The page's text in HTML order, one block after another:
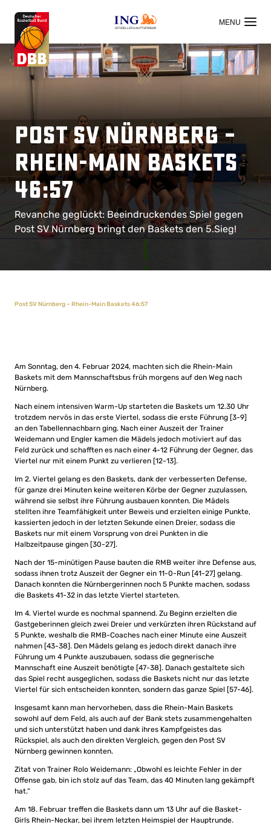
OFFIZIELLER HAUPTSPONSOR
Post SV Nürnberg –
Rhein-Main Baskets
46:57
Revanche geglückt: Beeindruckendes Spiel gegen
Post SV Nürnberg bringt den Baskets den 5.Sieg!
Post SV Nürnberg – Rhein-Main Baskets 46:57
Am Sonntag, den 4. Februar 2024, machten sich die Rhein-Main
Baskets mit dem Mannschaftsbus früh morgens auf den Weg nach
Nürnberg.
Nach einem intensiven Warm-Up starteten die Baskets um 12.30 Uhr
trotzdem nervös in das erste Viertel, sodass die erste Führung [3-9]
an den Tabellennachbarn ging. Nach einer Auszeit der Trainer
Weidemann und Engler kamen die Mädels jedoch motiviert auf das
Feld zurück und schafften es nach einer 4-12 Führung der Gegner, das
Viertel nur mit einem Punkt zu verlieren [12-13].
Im 2. Viertel gelang es den Baskets, dank der verbesserten Defense,
für ganze drei Minuten keine weiteren Körbe der Gegner zuzulassen,
während sie selbst ihre Führung ausbauen konnten. Die Mädels
stellten ihre Teamfähigkeit unter Beweis und erzielten einige Punkte,
kassierten jedoch in der letzten Sekunde einen Dreier, sodass die
Baskets nur mit einem Vorsprung von drei Punkten in die
Halbzeitpause gingen [30-27].
Nach der 15-minütigen Pause bauten die RMB weiter ihre Defense aus,
sodass ihnen trotz Auszeit der Gegner ein 11-0-Run [41-27] gelang.
Danach konnten die Nürnbergerinnen noch 5 Punkte machen, sodass
die Baskets 41-32 in das letzte Viertel starteten.
Im 4. Viertel wurde es nochmal spannend. Zu Beginn erzielten die
Gastgeberinnen gleich zwei Dreier und verkürzten ihren Rückstand auf
5 Punkte, weshalb die RMB-Coaches nach einer Minute eine Auszeit
nahmen [43-38]. Den Mädels gelang es jedoch direkt danach ihre
Führung um 4 Punkte auszubauen, sodass die gegnerische
Mannschaft eine Auszeit benötigte [47-38]. Danach gestaltete sich
das Spiel recht ausgeglichen, sodass die Baskets nicht nur das letzte
Viertel für sich entscheiden konnten, sondern das ganze Spiel [57-46].
Insgesamt kann man hervorheben, dass die Rhein-Main Baskets
sowohl auf dem Feld, als auch auf der Bank stets zusammengehalten
und sich unterstützt haben und dank ihres Kampfgeistes das
Rückspiel, als auch den direkten Vergleich, gegen den Post SV
Nürnberg gewinnen konnten.
Zitat von Trainer Rolo Weidemann: „Obwohl es leichte Fehler in der
Offense gab, bin ich stolz auf das Team, das 40 Minuten lang gekämpft
hat.“
Am 18. Februar treffen die Baskets dann um 13 Uhr auf die Basket-
Girls Rhein-Neckar, bei ihrem letzten Heimspiel der Hauptrunde.